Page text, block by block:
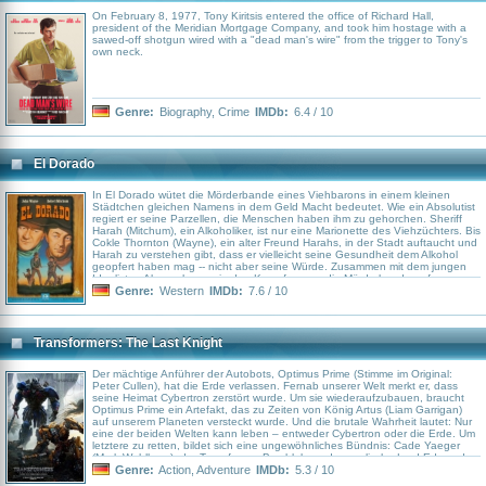
On February 8, 1977, Tony Kiritsis entered the office of Richard Hall,
president of the Meridian Mortgage Company, and took him hostage with a
sawed-off shotgun wired with a "dead man's wire" from the trigger to Tony's
own neck.
Genre: Biography, Crime IMDb: 6.4 / 10
El Dorado
In El Dorado wütet die Mörderbande eines Viehbarons in einem kleinen
Städtchen gleichen Namens in dem Geld Macht bedeutet. Wie ein Absolutist
regiert er seine Parzellen, die Menschen haben ihm zu gehorchen. Sheriff
Harah (Mitchum), ein Alkoholiker, ist nur eine Marionette des Viehzüchters. Bis
Cokle Thornton (Wayne), ein alter Freund Harahs, in der Stadt auftaucht und
Harah zu verstehen gibt, dass er vielleicht seine Gesundheit dem Alkohol
geopfert haben mag -- nicht aber seine Würde. Zusammen mit dem jungen
Idealisten Alan nehmen sie den Kampf gegen die Mörderbande auf.
Genre: Western IMDb: 7.6 / 10
Transformers: The Last Knight
Der mächtige Anführer der Autobots, Optimus Prime (Stimme im Original:
Peter Cullen), hat die Erde verlassen. Fernab unserer Welt merkt er, dass
seine Heimat Cybertron zerstört wurde. Um sie wiederaufzubauen, braucht
Optimus Prime ein Artefakt, das zu Zeiten von König Artus (Liam Garrigan)
auf unserem Planeten versteckt wurde. Und die brutale Wahrheit lautet: Nur
eine der beiden Welten kann leben – entweder Cybertron oder die Erde. Um
letztere zu retten, bildet sich eine ungewöhnliches Bündnis: Cade Yaeger
(Mark Wahlberg), der Transformer Bumblebee, der englische Lord Edmund
Burton (Anthony Hopkins), die Geschichtsprofessorin Vivien Wembley (Laura
Genre: Action Adventure IMDb: 5.3 / 10